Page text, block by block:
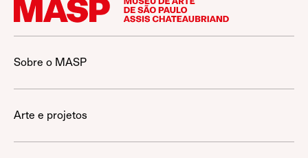
Sobre o MASP
Arte e projetos